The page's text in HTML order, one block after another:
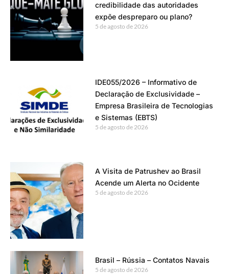
credibilidade das autoridades
expõe despreparo ou plano?
5 de agosto de 2026
IDE055/2026 – Informativo de
Declaração de Exclusividade –
Empresa Brasileira de Tecnologias
e Sistemas (EBTS)
5 de agosto de 2026
A Visita de Patrushev ao Brasil
Acende um Alerta no Ocidente
5 de agosto de 2026
Brasil – Rússia – Contatos Navais
5 de agosto de 2026